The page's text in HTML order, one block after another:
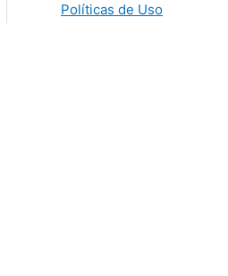
Políticas de Uso